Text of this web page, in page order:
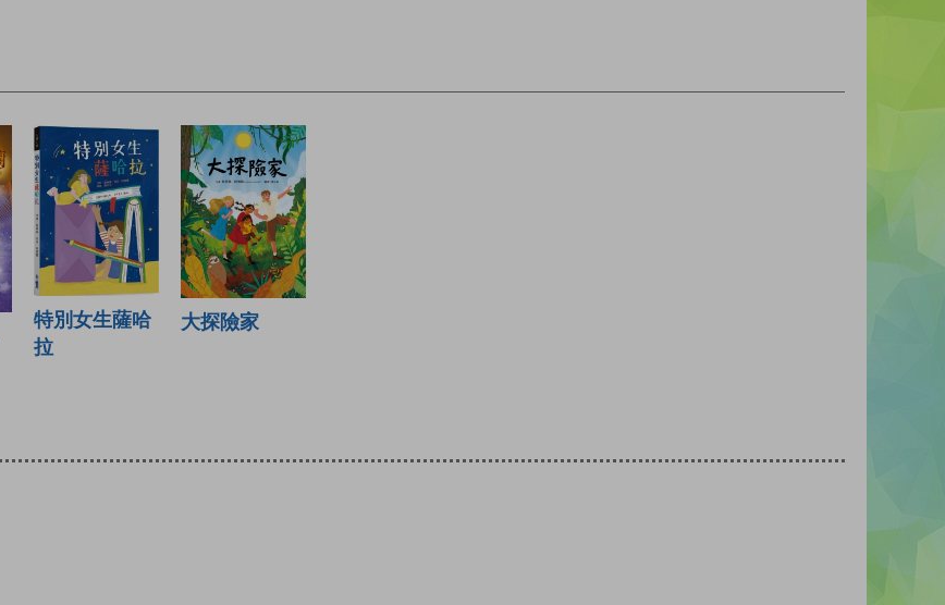
特別女生薩哈
拉
大探險家